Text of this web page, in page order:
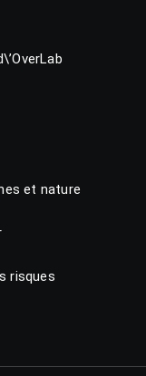
et nature
risques